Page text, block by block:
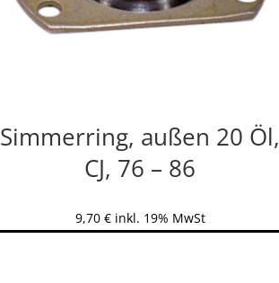
Simmerring, außen 20 Öl,
CJ, 76 – 86
9,70 € inkl. 19% MwSt